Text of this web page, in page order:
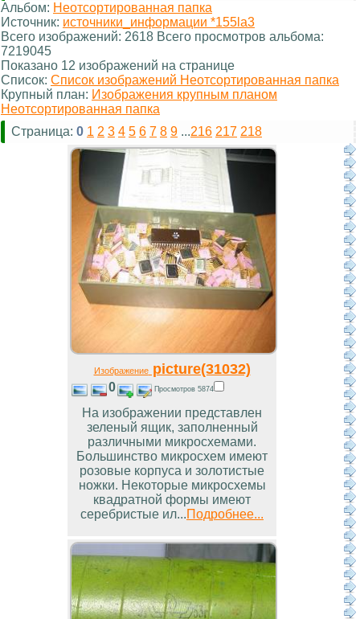
Альбом: Неотсортированная папка
Источник: источники_информации *155la3
Всего изображений: 2618 Всего просмотров альбома:
7219045
Показано 12 изображений на странице
Список: Список изображений Неотсортированная папка
Крупный план: Изображения крупным планом
Неотсортированная папка
Страница: 0 1 2 3 4 5 6 7 8 9 ...216 217 218
Изображениеpicture(31032)
0 Просмотров 5874
На изображении представлен
зеленый ящик, заполненный
различными микросхемами.
Большинство микросхем имеют
розовые корпуса и золотистые
ножки. Некоторые микросхемы
квадратной формы имеют
серебристые ил...Подробнее...